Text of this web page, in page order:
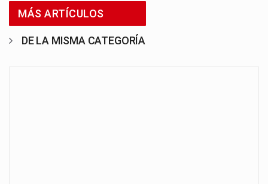
MÁS ARTÍCULOS
DE LA MISMA CATEGORÍA